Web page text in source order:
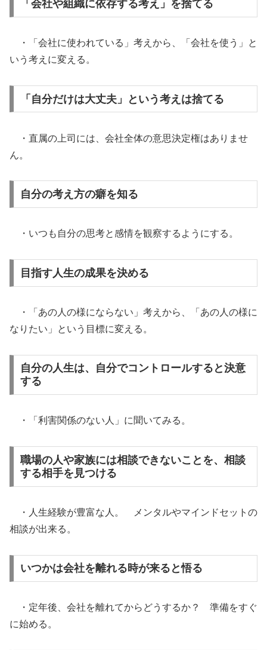
「会社や組織に依存する考え」を捨てる
・「会社に使われている」考えから、「会社を使う」と
いう考えに変える。
「自分だけは大丈夫」という考えは捨てる
・直属の上司には、会社全体の意思決定権はありませ
ん。
自分の考え方の癖を知る
・いつも自分の思考と感情を観察するようにする。
目指す人生の成果を決める
・「あの人の様にならない」考えから、「あの人の様に
なりたい」という目標に変える。
自分の人生は、自分でコントロールすると決意
する
・「利害関係のない人」に聞いてみる。
職場の人や家族には相談できないことを、相談
する相手を見つける
・人生経験が豊富な人。 メンタルやマインドセットの
相談が出来る。
いつかは会社を離れる時が来ると悟る
・定年後、会社を離れてからどうするか？ 準備をすぐ
に始める。